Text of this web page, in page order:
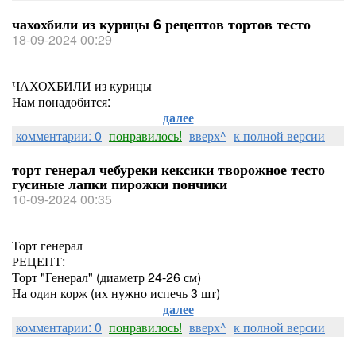
чахохбили из курицы 6 рецептов тортов тесто
18-09-2024 00:29
ЧАХОХБИЛИ из курицы
Нам понадобится:
далее
комментарии: 0 понравилось! вверх^ к полной версии
торт генерал чебуреки кексики творожное тесто
гусиные лапки пирожки пончики
10-09-2024 00:35
Торт генерал
РЕЦЕПТ:
Торт "Генерал" (диаметр 24-26 см)
На один корж (их нужно испечь 3 шт)
далее
комментарии: 0 понравилось! вверх^ к полной версии